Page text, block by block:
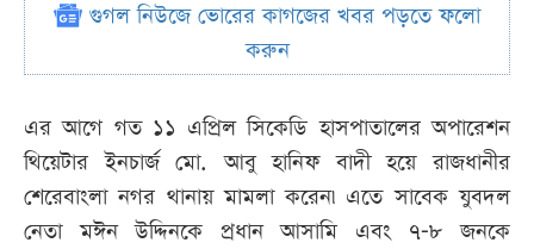
গুগল নিউজে ভোরের কাগজের খবর পড়তে ফলো
করুন
এর আগে গত ১১ এপ্রিল সিকেডি হাসপাতালের অপারেশন
থিয়েটার ইনচার্জ মো. আবু হানিফ বাদী হয়ে রাজধানীর
শেরেবাংলা নগর থানায় মামলা করেন৷ এতে সাবেক যুবদল
নেতা মঈন উদ্দিনকে প্রধান আসামি এবং ৭-৮ জনকে